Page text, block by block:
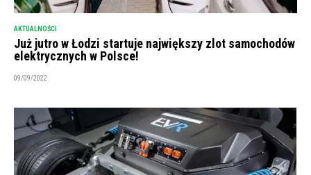
AKTUALNOŚCI
Już jutro w Łodzi startuje największy zlot samochodów
elektrycznych w Polsce!
09/09/2022